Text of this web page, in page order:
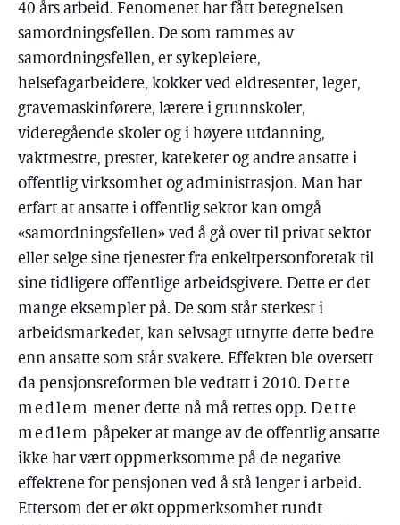
40 års arbeid. Fenomenet har fått betegnelsen
samordningsfellen. De som rammes av
samordningsfellen, er sykepleiere,
helsefagarbeidere, kokker ved eldresenter, leger,
gravemaskinførere, lærere i grunnskoler,
videregående skoler og i høyere utdanning,
vaktmestre, prester, kateketer og andre ansatte i
offentlig virksomhet og administrasjon. Man har
erfart at ansatte i offentlig sektor kan omgå
«samordningsfellen» ved å gå over til privat sektor
eller selge sine tjenester fra enkeltpersonforetak til
sine tidligere offentlige arbeidsgivere. Dette er det
mange eksempler på. De som står sterkest i
arbeidsmarkedet, kan selvsagt utnytte dette bedre
enn ansatte som står svakere. Effekten ble oversett
da pensjonsreformen ble vedtatt i 2010. Dette
medlem mener dette nå må rettes opp. Dette
medlem påpeker at mange av de offentlig ansatte
ikke har vært oppmerksomme på de negative
effektene for pensjonen ved å stå lenger i arbeid.
Ettersom det er økt oppmerksomhet rundt